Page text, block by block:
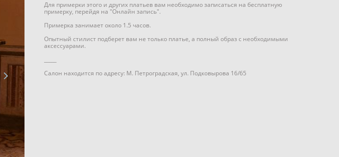
Для примерки этого и других платьев вам необходимо записаться на бесплатную
примерку, перейдя на "Онлайн запись".
Примерка занимает около 1.5 часов.
Опытный стилист подберет вам не только платье, а полный образ с необходимыми
аксессуарами.
Салон находится по адресу: М. Петроградская, ул. Подковырова 16/65